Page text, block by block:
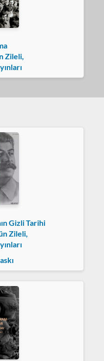
Zileli,
Gizli Tarihi
Zileli,